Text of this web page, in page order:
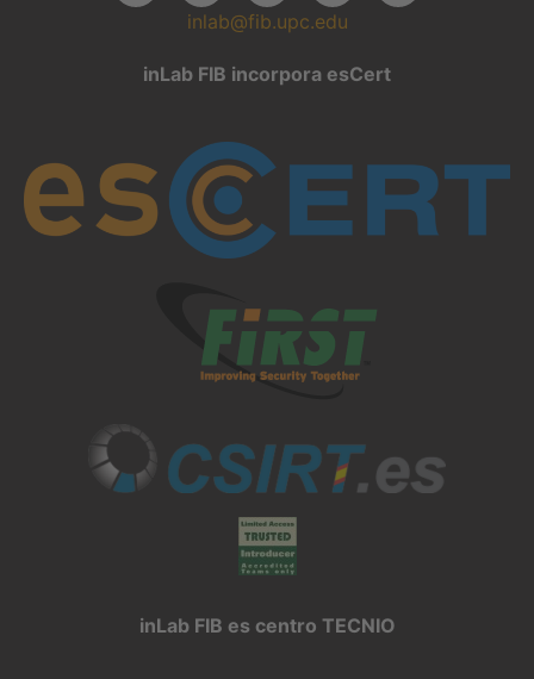
inlab@fib.upc.edu
inLab FIB incorpora esCert
inLab FIB es centro TECNIO